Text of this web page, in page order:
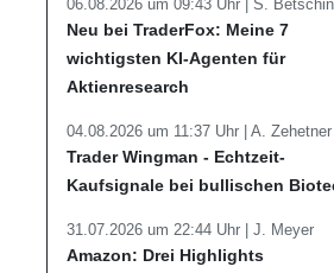
06.08.2026 um 09:43 Uhr | S.
Neu bei TraderFox: Meine 7
wichtigsten KI-Agenten für
Aktienresearch
04.08.2026 um 11:37 Uhr | A. Zehetner
Trader Wingman - Echtzeit-
Kaufsignale bei bullischen
31.07.2026 um 22:44 Uhr | J. Meyer
Amazon: Drei Highlights